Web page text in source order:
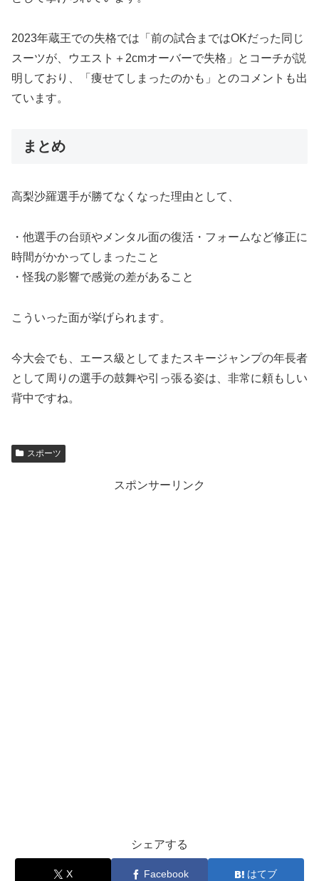
2023年蔵王での失格では「前の試合まではOKだった同じ
スーツが、ウエスト＋2cmオーバーで失格」とコーチが説
明しており、「痩せてしまったのかも」とのコメントも出
ています。
まとめ
高梨沙羅選手が勝てなくなった理由として、
・他選手の台頭やメンタル面の復活・フォームなど修正に
時間がかかってしまったこと
・怪我の影響で感覚の差があること
こういった面が挙げられます。
今大会でも、エース級としてまたスキージャンプの年長者
として周りの選手の鼓舞や引っ張る姿は、非常に頼もしい
背中ですね。
スポーツ
スポンサーリンク
シェアする
X Facebook はてブ